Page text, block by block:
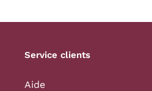
Service clients
Aide